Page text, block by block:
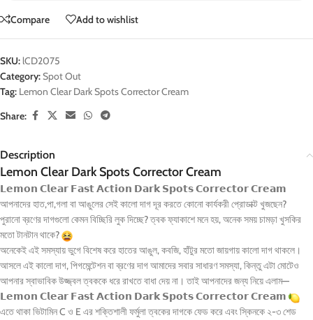
Compare Add to wishlist
SKU: lCD2075
Category:Spot Out
Tag: Lemon Clear Dark Spots Corrector Cream
Share:
Description
Lemon Clear Dark Spots Corrector Cream
𝗟𝗲𝗺𝗼𝗻 𝗖𝗹𝗲𝗮𝗿 𝗙𝗮𝘀𝘁 𝗔𝗰𝘁𝗶𝗼𝗻 𝗗𝗮𝗿𝗸 𝗦𝗽𝗼𝘁𝘀 𝗖𝗼𝗿𝗿𝗲𝗰𝘁𝗼𝗿 𝗖𝗿𝗲𝗮𝗺
আপনাদের হাত,পা,গলা বা আঙুলের সেই কালো দাগ দূর করতে কোনো কার্যকরী প্রোডাক্ট খুজছেন?
পুরানো ব্রণের দাগগুলো কেমন বিচ্ছিরি লুক দিচ্ছে? ত্বক ফ্যাকাশে মনে হয়, অনেক সময় চামড়া খুসকির
মতো টানটান থাকে?
অনেকেই এই সমস্যায় ভুগে বিশেষ করে হাতের আঙুল, কবজি, হাঁটুর মতো জায়গায় কালো দাগ থাকলে।
আসলে এই কালো দাগ, পিগমেন্টেশন বা ব্রণের দাগ আমাদের সবার সাধারণ সমস্যা, কিন্তু এটা মোটেও
আপনার স্বাভাবিক উজ্জ্বল ত্বককে ধরে রাখতে বাধা দেয় না। তাই আপনাদের জন্য নিয়ে এলাম—
𝗟𝗲𝗺𝗼𝗻 𝗖𝗹𝗲𝗮𝗿 𝗙𝗮𝘀𝘁 𝗔𝗰𝘁𝗶𝗼𝗻 𝗗𝗮𝗿𝗸 𝗦𝗽𝗼𝘁𝘀 𝗖𝗼𝗿𝗿𝗲𝗰𝘁𝗼𝗿 𝗖𝗿𝗲𝗮𝗺
এতে থাকা ভিটামিন C ও E এর শক্তিশালী ফর্মুলা ত্বকের দাগকে ফেড করে এবং স্কিনকে ২-৩ শেড